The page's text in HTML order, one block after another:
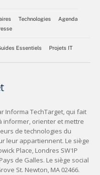
Technologies
Agenda
Essentiels Projets IT